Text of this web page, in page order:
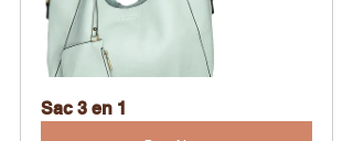
Sac 3 en 1